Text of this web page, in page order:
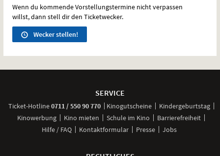
Wenn du kommende Vorstellungstermine nicht verpassen
willst, dann stell dir den Ticketwecker.
Wecker stellen!
SERVICE
Ticket-Hotline0711 / 550 90 770anrufen
Kinogutscheine
Kindergeburtstag
Kinowerbung
Kino mieten Schule im Kino
Barrierefreiheit
Hilfe / FAQ
Kontaktformular Presse Jobs